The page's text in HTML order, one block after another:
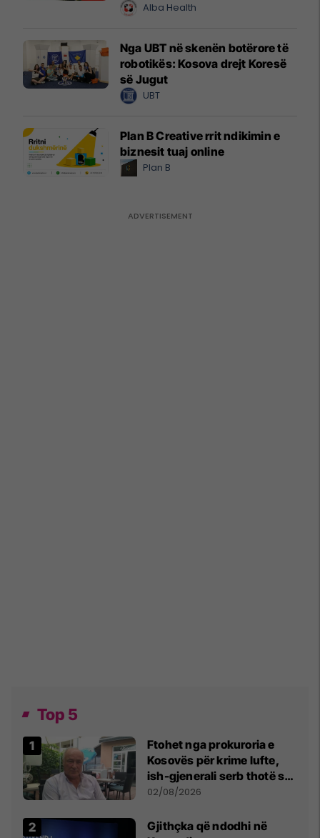
Alba Health
Nga UBT në skenën botërore të
robotikës: Kosova drejt Koresë
së Jugut
UBT
Plan B Creative rrit ndikimin e
biznesit tuaj online
Plan B
Top 5
Ftohet nga prokuroria e
Kosovës për krime lufte,
ish-gjenerali serb thotë se
dikush e tradhtoi në
02/08/2026
Gjithçka që ndodhi në